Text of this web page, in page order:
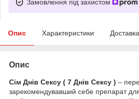
Замовлення під захистом
Опис Характеристики Доставка
Опис
Сім Днів Сексу ( 7 Днів Сексу ) –
зарекомендувавший себе препарат для